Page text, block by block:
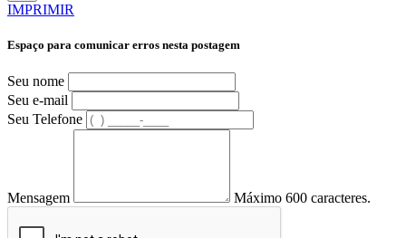
IMPRIMIR
Espaço para comunicar erros nesta postagem
Seu nome
Seu e-mail
Seu Telefone
Mensagem Máximo 600 caracteres.